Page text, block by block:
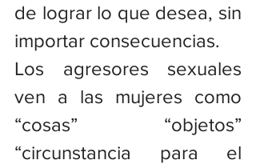
de lograr lo que desea, sin
importar consecuencias.
Los agresores sexuales
ven a las mujeres como
“cosas” “objetos”
“circunstancia para el